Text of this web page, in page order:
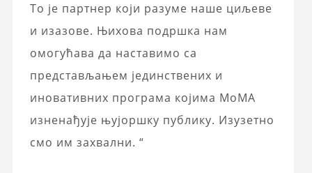
То је партнер који разуме наше циљеве
и изазове. Њихова подршка нам
омогућава да наставимо са
представљањем јединствених и
иновативних програма којима МоМА
изненађује њујоршку публику. Изузетно
смо им захвални. “